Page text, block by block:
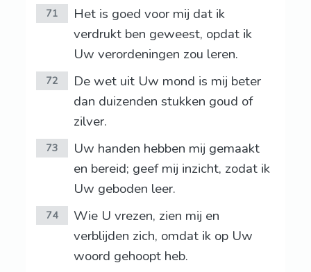
71
Het is goed voor mij dat ik
verdrukt ben geweest, opdat ik
Uw verordeningen zou leren.
72
De wet uit Uw mond is mij beter
dan duizenden stukken goud of
zilver.
73
Uw handen hebben mij gemaakt
en bereid; geef mij inzicht, zodat ik
Uw geboden leer.
74
Wie U vrezen, zien mij en
verblijden zich, omdat ik op Uw
woord gehoopt heb.